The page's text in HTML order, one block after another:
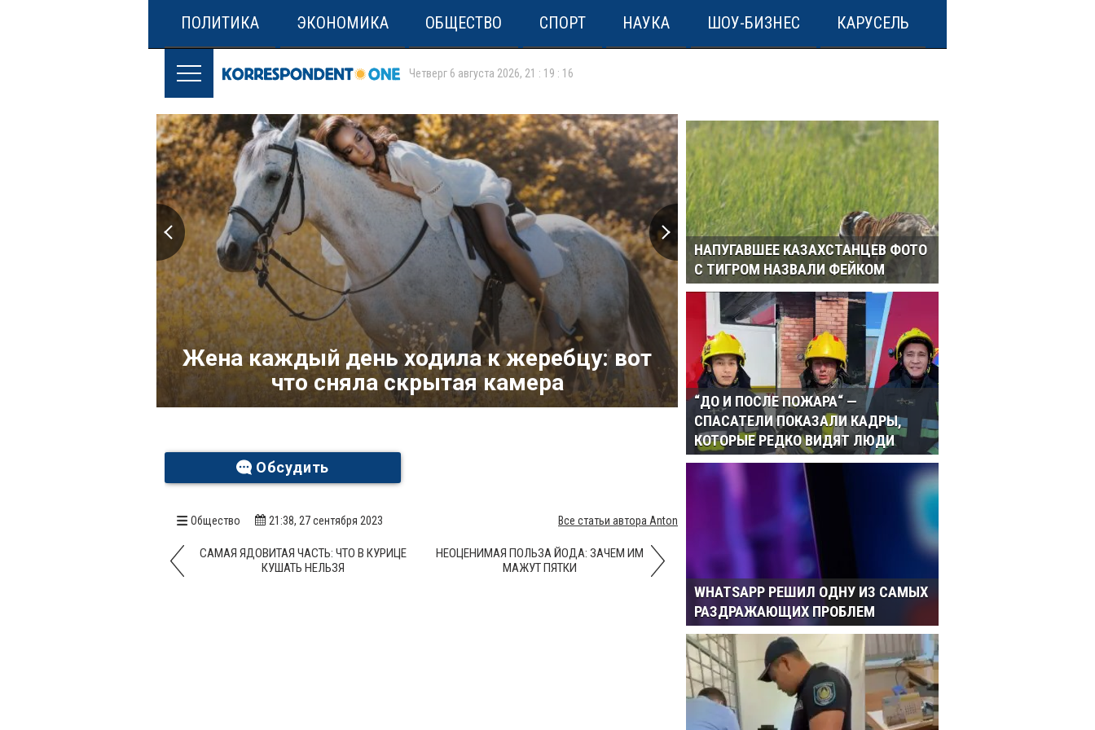
ПОЛИТИКА ЭКОНОМИКА ОБЩЕСТВО СПОРТ НАУКА ШОУ-БИЗНЕС КАРУСЕЛЬ
Четверг 6 августа 2026, 21 : 19 : 16
Жена каждый день ходила к жеребцу: вот
что сняла скрытая камера
Обсудить
Общество 21:38, 27 сентября 2023 Все статьи автора Anton
САМАЯ ЯДОВИТАЯ ЧАСТЬ: ЧТО В КУРИЦЕ
КУШАТЬ НЕЛЬЗЯ
НЕОЦЕНИМАЯ ПОЛЬЗА ЙОДА: ЗАЧЕМ ИМ
МАЖУТ ПЯТКИ
НАПУГАВШЕЕ КАЗАХСТАНЦЕВ ФОТО
С ТИГРОМ НАЗВАЛИ ФЕЙКОМ
“ДО И ПОСЛЕ ПОЖАРА“ —
СПАСАТЕЛИ ПОКАЗАЛИ КАДРЫ,
КОТОРЫЕ РЕДКО ВИДЯТ ЛЮДИ
WHATSAPP РЕШИЛ ОДНУ ИЗ САМЫХ
РАЗДРАЖАЮЩИХ ПРОБЛЕМ